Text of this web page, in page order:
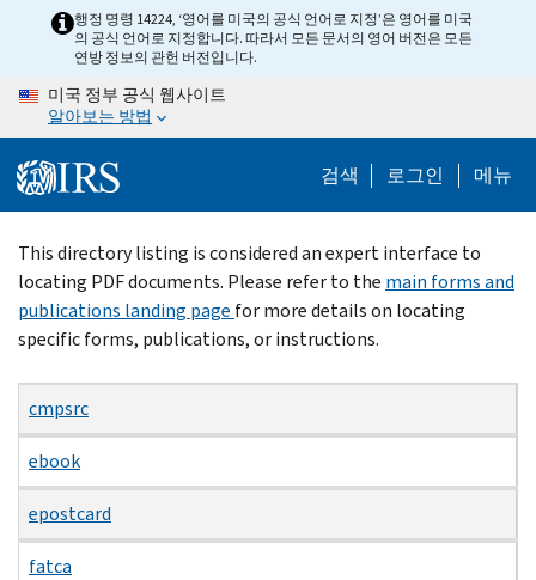
content
행정 명령 14224, ‘영어를 미국의 공식 언어로 지정’은 영어를 미국
의 공식 언어로 지정합니다. 따라서 모든 문서의 영어 버전은 모든
연방 정보의 관헌 버전입니다.
미국 정부 공식 웹사이트
알아보는 방법
검색 로그인 메뉴
Beginning
of
main
content
This directory listing is considered an expert interface to
locating PDF documents. Please refer to the main forms and
publications landing page for more details on locating
specific forms, publications, or instructions.
cmpsrc
ebook
epostcard
fatca